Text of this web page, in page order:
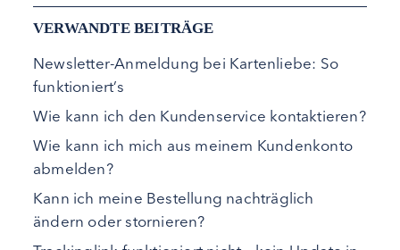
VERWANDTE BEITRÄGE
Newsletter-Anmeldung bei Kartenliebe: So
funktioniert’s
Wie kann ich den Kundenservice kontaktieren?
Wie kann ich mich aus meinem Kundenkonto
abmelden?
Kann ich meine Bestellung nachträglich
ändern oder stornieren?